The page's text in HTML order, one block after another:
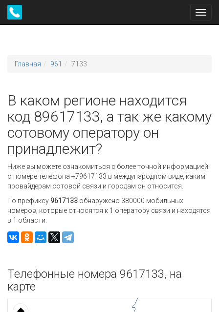
Главная 961 7133
В каком регионе находится
код 89617133, а так же какому
сотовому оператору он
принадлежит?
Ниже вы можете ознакомиться с более точной информацией
о номере телефона +79617133 в международном виде, каким
провайдерам сотовой связи и городам он относится.
По префиксу 9617133 обнаружено 380000 мобильных
номеров, которые относятся к 1 оператору связи и находятся
в 1 области.
Телефонные номера 9617133, на
карте